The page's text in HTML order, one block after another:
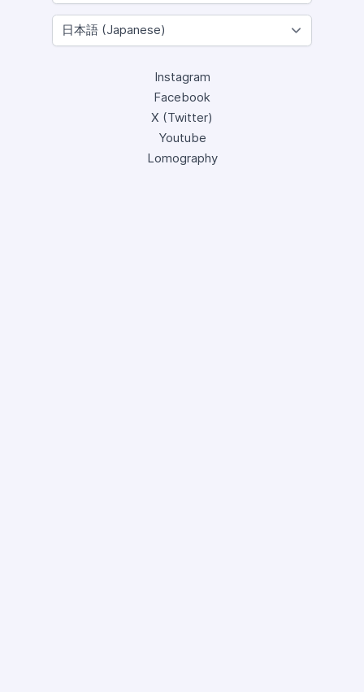
Instagram
Facebook
X (Twitter)
Youtube
Lomography